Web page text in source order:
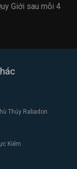
Giới sau mỗi 4
Thủy Rabadon
Kiếm